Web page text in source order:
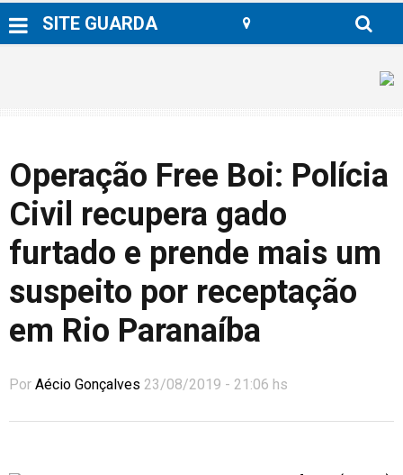
SITE GUARDA
Operação Free Boi: Polícia
Civil recupera gado
furtado e prende mais um
suspeito por receptação
em Rio Paranaíba
Por Aécio Gonçalves 23/08/2019 - 21:06 hs